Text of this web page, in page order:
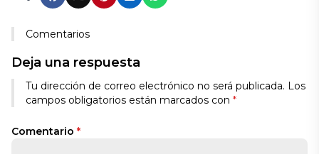
Comentarios
Deja una respuesta
Tu dirección de correo electrónico no será publicada. Los
campos obligatorios están marcados con *
Comentario *